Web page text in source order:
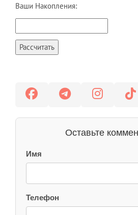
Ваши Накопления:
Рассчитать
Оставьте
Имя
Телефон